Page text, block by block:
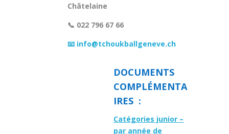
Châtelaine
📞 022 796 67 66
📧 info@tchoukballgeneve.ch
DOCUMENTS
COMPLÉMENTA
IRES :
Catégories junior –
par année de